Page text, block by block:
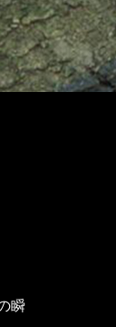
瞬